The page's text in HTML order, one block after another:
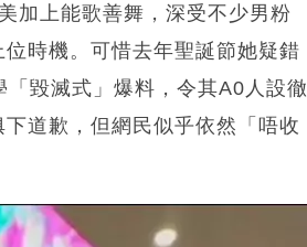
加上能歌善舞，深受不少男粉
時機。可惜去年聖誕節她疑錯
毀滅式」爆料，令其A0人設徹
道歉，但網民似乎依然「唔收